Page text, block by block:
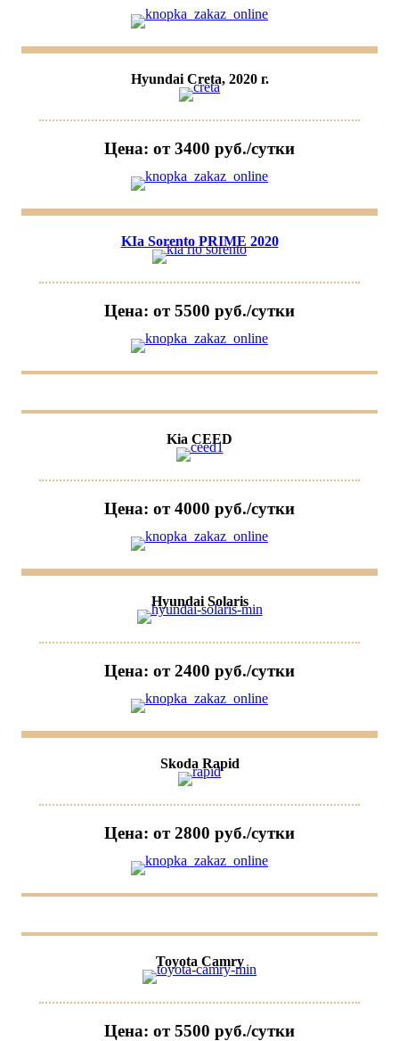
Hyundai Creta, 2020 г.
Цена: от 3400 руб./сутки
KIa Sorento PRIME 2020
Цена: от 5500 руб./сутки
Kia CEED
Цена: от 4000 руб./сутки
Hyundai Solaris
Цена: от 2400 руб./сутки
Skoda Rapid
Цена: от 2800 руб./сутки
Toyota Camry
Цена: от 5500 руб./сутки